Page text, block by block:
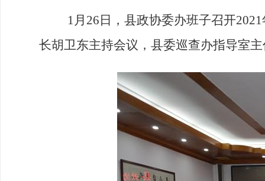
1月 26 日，县政协委办班子召开
长胡卫东主持会议， 县委巡查办指导室